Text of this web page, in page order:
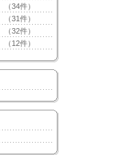
（34件）
（31件）
（32件）
（12件）